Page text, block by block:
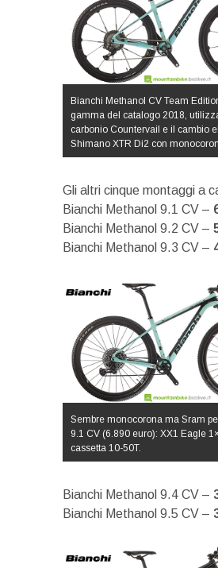
Bianchi Methanol CV Team
gamma del catalogo 2018,
carbonio Countervail e il cambio
Shimano XTR Di2 con
Gli altri cinque montaggi a
Bianchi Methanol 9.1 CV –
Bianchi Methanol 9.2 CV –
Bianchi Methanol 9.3 CV –
Sembre monocorona ma Sram
9.1 CV (6.890 euro): XX1 Eagle
cassetta 10-50T.
Bianchi Methanol 9.4 CV –
Bianchi Methanol 9.5 CV –